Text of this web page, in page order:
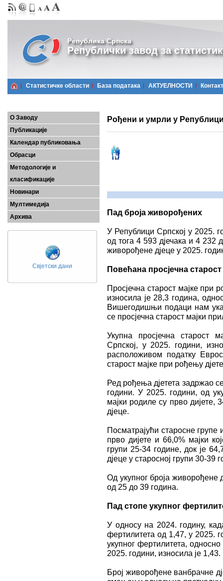
Република Српска
Републички завод за
Статистичке области Базa података АКТУЕЛНОСТИ Контакт
О Заводу
Публикације
Календар публиковања
Обрасци
Методологије и
класификације
Новинари
Мултимедија
Архива
Свјетски дани
Рођени и умрли у
Пад броја живорођених
У Републици Српској у 2025.
од тога 4 593 дјечака и 4 232
живорођене дјеце у 2025.
Повећана просјечна
Просјечна старост мајке при
износила је 28,3 година,
Вишегодишњи подаци нам
се просјечна старост мајки
Укупна просјечна старост
Српској, у 2025. години,
расположивом податку
старост мајке при рођењу
Ред рођења дјетета задржао
години. У 2025. години, од
мајки родиле су прво дијете,
дјеце.
Посматрајући старосне
прво дијете и 66,0% мајки
групи 25-34 године, док је
дјеце у старосној групи 30-39
Од укупног броја живорођене
од 25 до 39 година.
Пад стопе укупног
У односу на 2024. годину,
фертилитета од 1,47, у 2025.
укупног фертилитета,
2025. години, износила је 1,43.
Број живорођене ванбрачне